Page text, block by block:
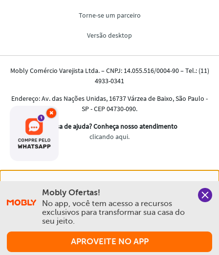
Comprar
experiência na Mobly. Quando você navega no nosso site,
aceita esta condição
Política de Privacidade e Cookies
×
Mobly Ofertas!
No app, você tem acesso a recursos
exclusivos para transformar sua casa do
seu jeito.
APROVEITE NO APP